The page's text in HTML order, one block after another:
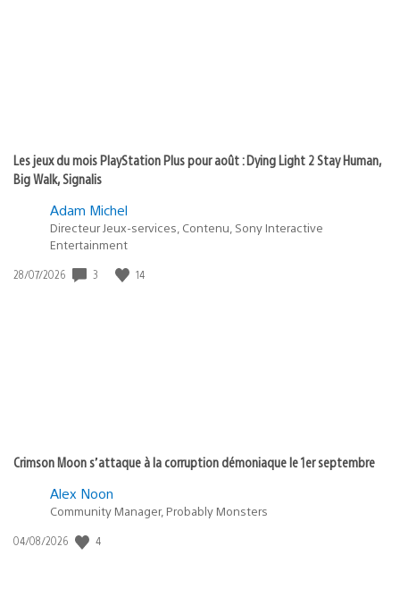
Les jeux du mois PlayStation Plus pour août : Dying Light 2 Stay Human,
Big Walk, Signalis
Adam Michel
Directeur Jeux-services, Contenu, Sony Interactive
Entertainment
Date
28/07/2026 3 14
Crimson Moon s’attaque à la corruption démoniaque le 1er septembre
Alex Noon
Community Manager, Probably Monsters
Date
04/08/2026 4